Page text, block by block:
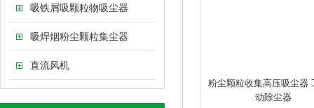
吸铁屑吸颗粒物吸尘器
吸焊烟粉尘颗粒集尘器
直流风机
粉尘颗粒收集高压吸尘器
动除尘器